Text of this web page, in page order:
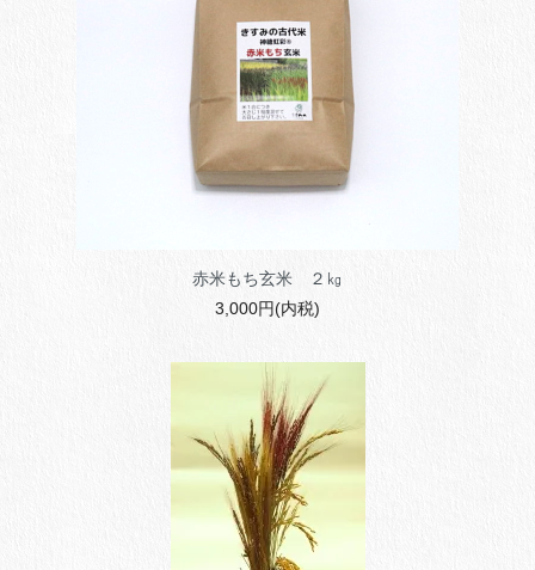
赤米もち玄米 ２㎏
3,000円(内税)